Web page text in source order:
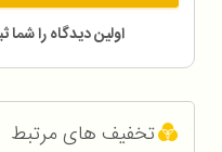
اولین دیدگاه را شما
تخفیف های مرتبط